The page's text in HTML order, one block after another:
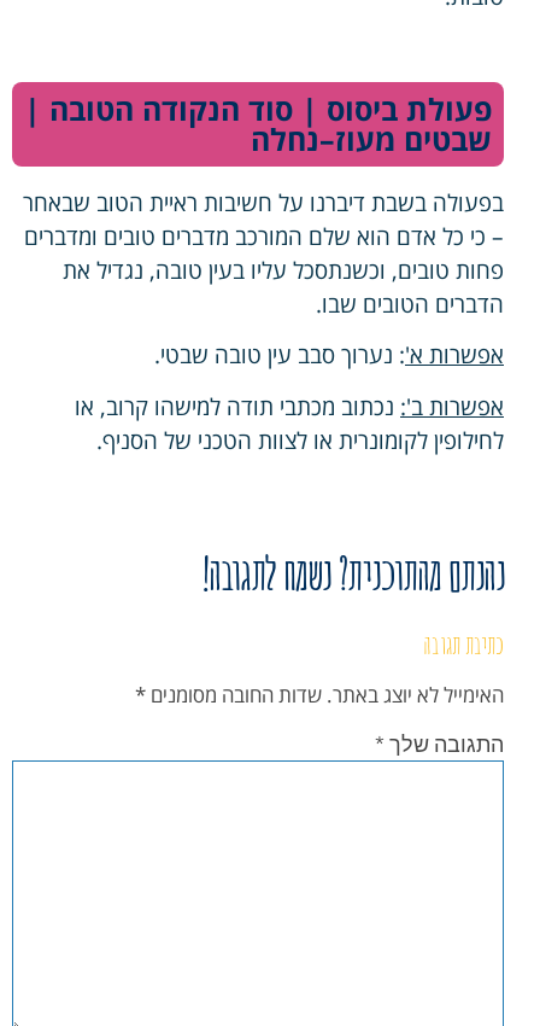
פעולת ביסוס | סוד הנקודה הטובה |
שבטים מעוז–נחלה
בפעולה בשבת דיברנו על חשיבות ראיית הטוב שבאחר
– כי כל אדם הוא שלם המורכב מדברים טובים ומדברים
פחות טובים, וכשנתסכל עליו בעין טובה, נגדיל את
הדברים הטובים שבו.
אפשרות א': נערוך סבב עין טובה שבטי.
אפשרות ב': נכתוב מכתבי תודה למישהו קרוב, או
לחילופין לקומונרית או לצוות הטכני של הסניף.
נהנתם מהתוכנית? נשמח לתגובה!
כתיבת תגובה
האימייל לא יוצג באתר. שדות החובה מסומנים *
התגובה שלך *